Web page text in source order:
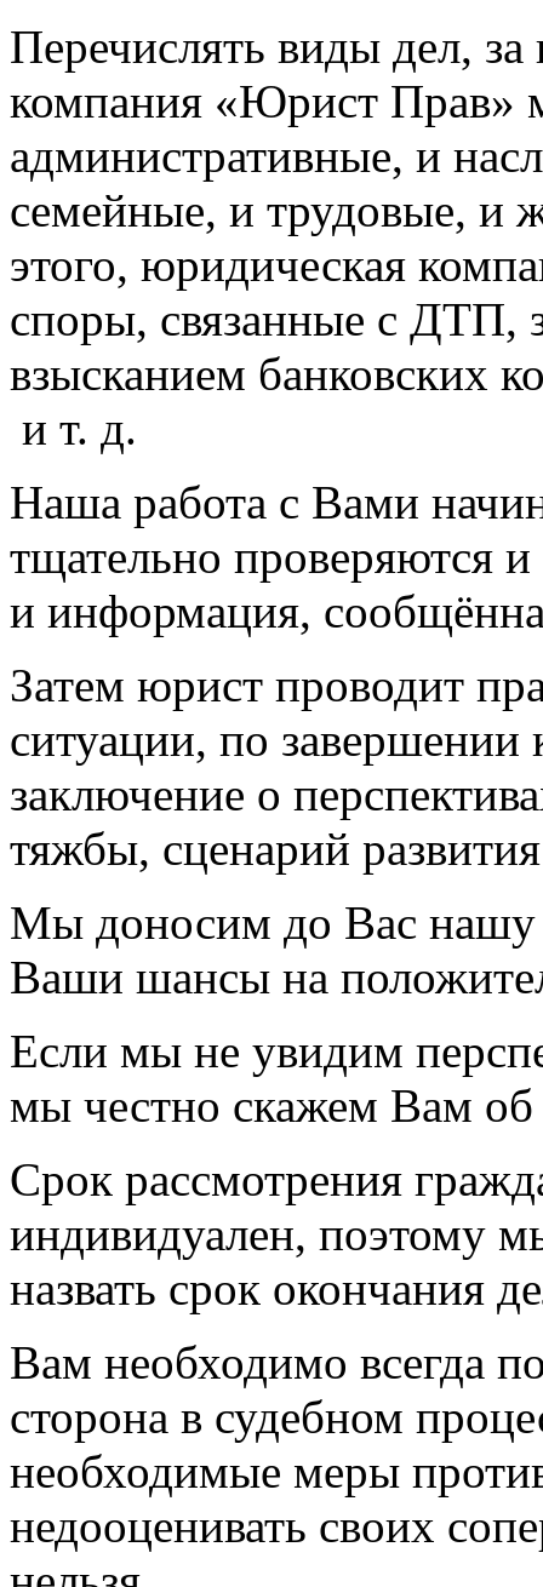
Перечислять виды дел,
компания «Юрист Прав»
административные, и
семейные, и трудовые,
этого, юридическая
споры, связанные с ДТП,
взысканием банковских
и т. д.
Наша работа с Вами
тщательно проверяются
и информация,
Затем юрист проводит
ситуации, по завершении
заключение о
тяжбы, сценарий
Мы доносим до Вас нашу
Ваши шансы на
Если мы не увидим
мы честно скажем Вам об
Срок рассмотрения
индивидуален, поэтому
назвать срок окончания
Вам необходимо всегда
сторона в судебном
необходимые меры
недооценивать своих